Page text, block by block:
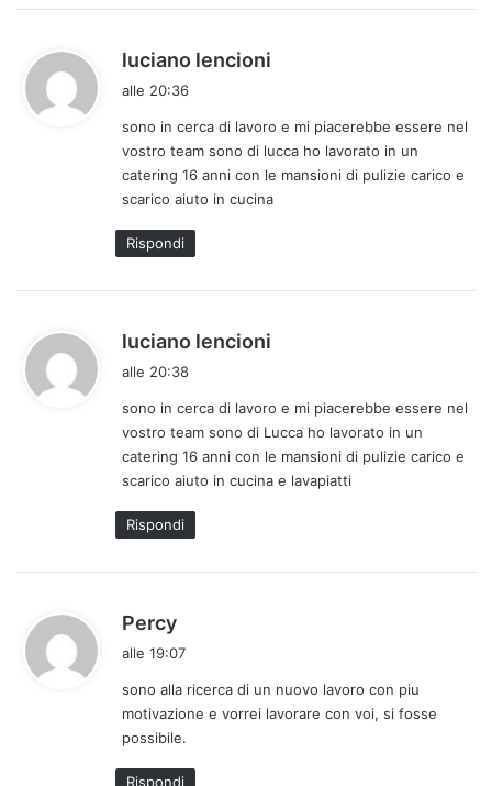
luciano lencioni
e
t
t
o
alle 20:36
sono in cerca di lavoro e mi piacerebbe essere nel
vostro team sono di lucca ho lavorato in un
catering 16 anni con le mansioni di pulizie carico e
scarico aiuto in cucina
Rispondi
luciano lencioni
e
t
t
o
alle 20:38
sono in cerca di lavoro e mi piacerebbe essere nel
vostro team sono di Lucca ho lavorato in un
catering 16 anni con le mansioni di pulizie carico e
scarico aiuto in cucina e lavapiatti
Rispondi
Percy
a
e
t
t
o
alle 19:07
sono alla ricerca di un nuovo lavoro con piu
motivazione e vorrei lavorare con voi, si fosse
possibile.
Rispondi